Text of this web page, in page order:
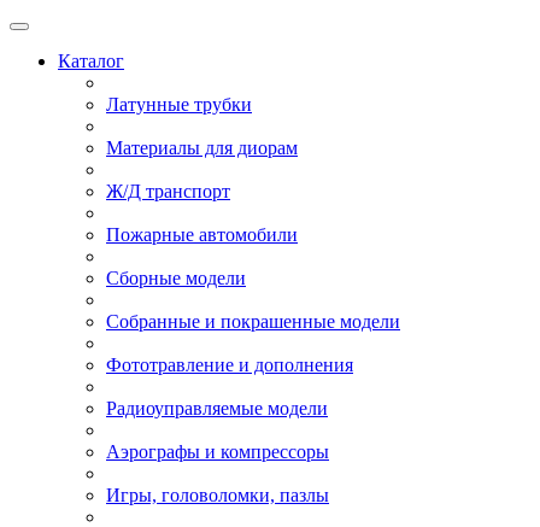
Каталог
Латунные трубки
Материалы для диорам
Ж/Д транспорт
Пожарные автомобили
Сборные модели
Собранные и покрашенные модели
Фототравление и дополнения
Радиоуправляемые модели
Аэрографы и компрессоры
Игры, головоломки, пазлы